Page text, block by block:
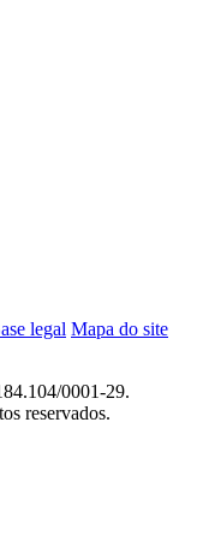
legal Mapa do site
0001-29.
reservados.